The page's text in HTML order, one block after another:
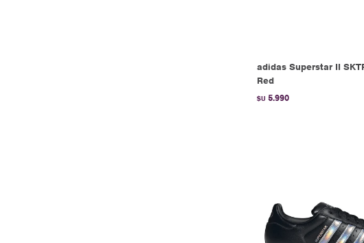
adidas Superstar II
Red
$U 5.990